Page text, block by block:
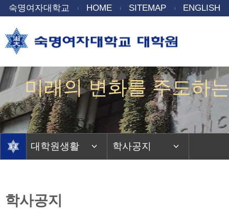
숙명여자대학교 HOME SITEMAP ENGLISH
미래의 변화를 주도하
Gentle power to
대학원생활 학사공지
학사공지